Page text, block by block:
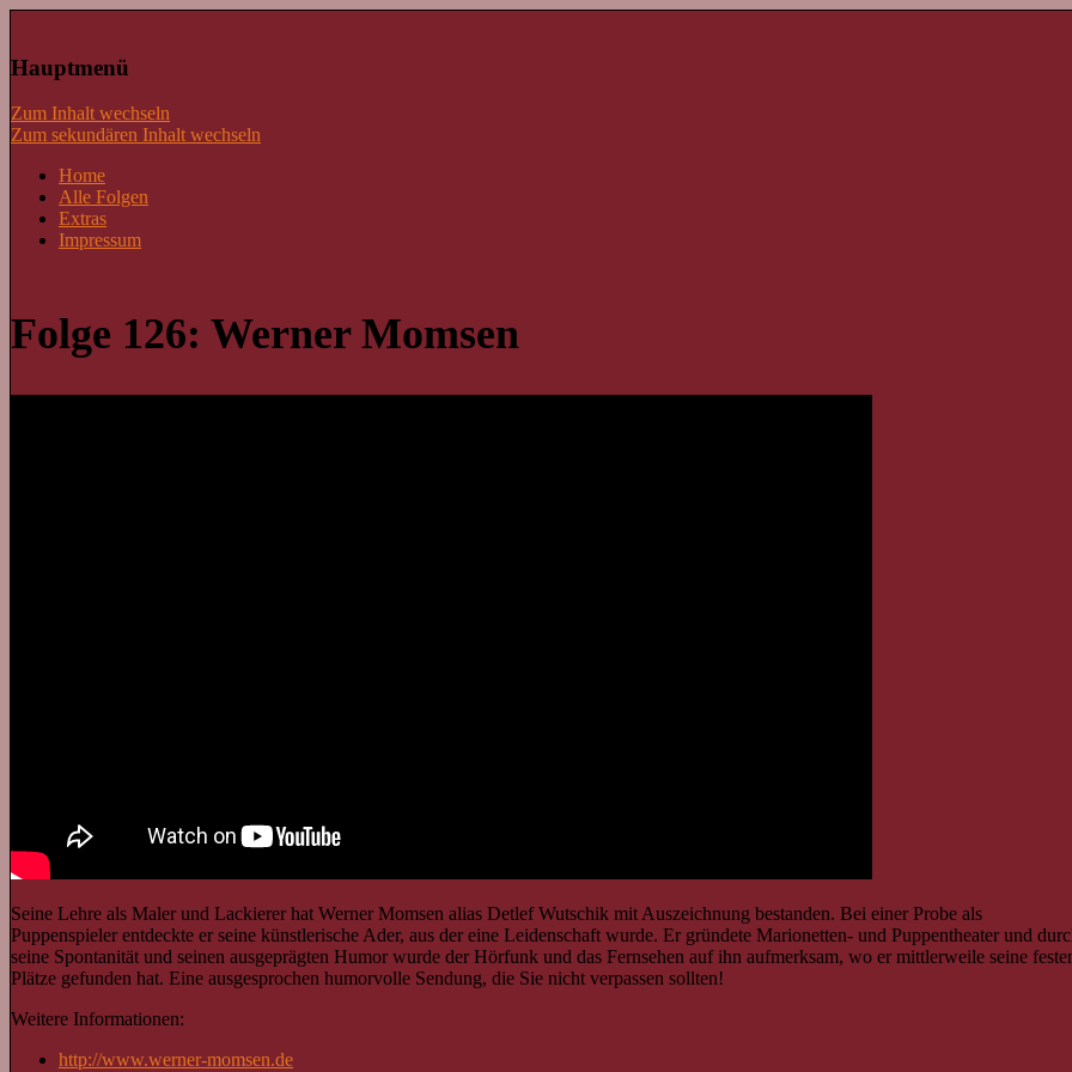
Lass mal schnacken!
Hauptmenü
Zum Inhalt wechseln
Zum sekundären Inhalt wechseln
Home
Alle Folgen
Extras
Impressum
Folge 126: Werner Momsen
Seine Lehre als Maler und Lackierer hat Werner Momsen alias Detlef Wutschik mit Auszeichnung bestanden. Bei einer Probe als
Puppenspieler entdeckte er seine künstlerische Ader, aus der eine Leidenschaft wurde. Er gründete Marionetten- und Puppentheater und
seine Spontanität und seinen ausgeprägten Humor wurde der Hörfunk und das Fernsehen auf ihn aufmerksam, wo er mittlerweile seine
Plätze gefunden hat. Eine ausgesprochen humorvolle Sendung, die Sie nicht verpassen sollten!
Weitere Informationen:
http://www.werner-momsen.de